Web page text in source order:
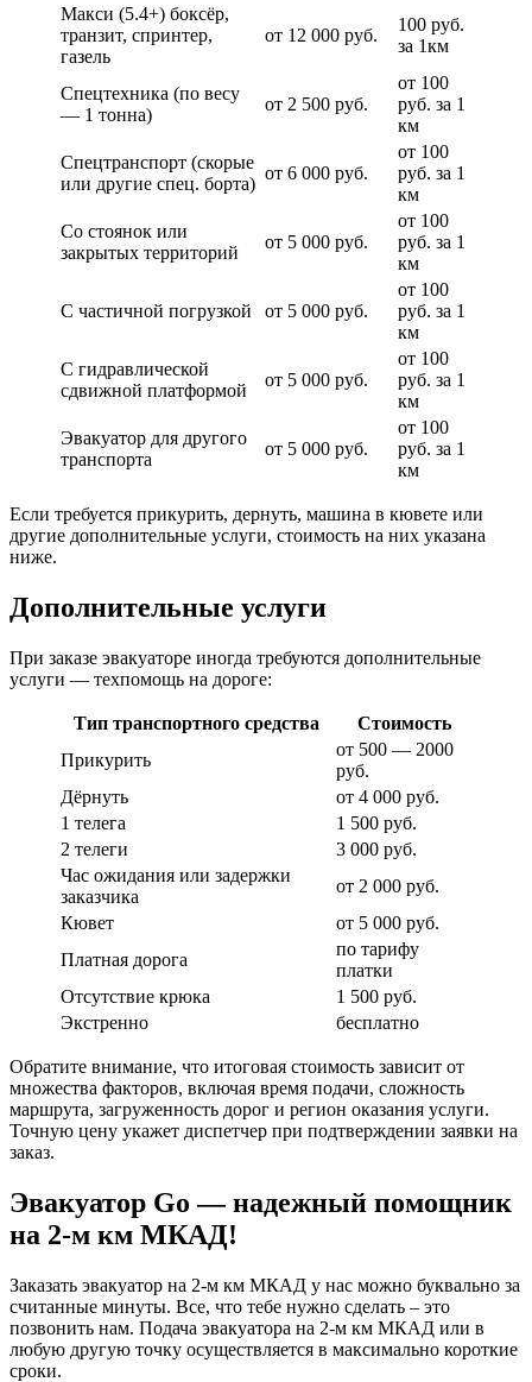
Макси (5.4+) боксёр,
транзит, спринтер,
газель
от 12 000 руб.
100 руб.
за 1км
Спецтехника (по весу
— 1 тонна)
от 2 500 руб.
от 100
руб. за 1
км
Спецтранспорт (скорые
или другие спец. борта)
от 6 000 руб.
от 100
руб. за 1
км
Со стоянок или
закрытых территорий
от 5 000 руб.
от 100
руб. за 1
км
С частичной погрузкой от 5 000 руб.
от 100
руб. за 1
км
С гидравлической
сдвижной платформой
от 5 000 руб.
от 100
руб. за 1
км
Эвакуатор для другого
транспорта
от 5 000 руб.
от 100
руб. за 1
км
Если требуется прикурить, дернуть, машина в кювете или
другие дополнительные услуги, стоимость на них указана
ниже.
Дополнительные услуги
При заказе эвакуаторе иногда требуются дополнительные
услуги — техпомощь на дороге:
Тип транспортного средства
Стоимость
Прикурить
от 500 — 2000
руб.
Дёрнуть
от 4 000 руб.
1 телега
1 500 руб.
2 телеги
3 000 руб.
Час ожидания или задержки
заказчика
от 2 000 руб.
Кювет
от 5 000 руб.
Платная дорога
по тарифу
платки
Отсутствие крюка
1 500 руб.
Экстренно
бесплатно
Обратите внимание, что итоговая стоимость зависит от
множества факторов, включая время подачи, сложность
маршрута, загруженность дорог и регион оказания услуги.
Точную цену укажет диспетчер при подтверждении заявки на
заказ.
Эвакуатор Go — надежный помощник
на 2-м км МКАД!
Заказать эвакуатор на 2-м км МКАД у нас можно буквально за
считанные минуты. Все, что тебе нужно сделать – это
позвонить нам. Подача эвакуатора на 2-м км МКАД или в
любую другую точку осуществляется в максимально короткие
сроки.